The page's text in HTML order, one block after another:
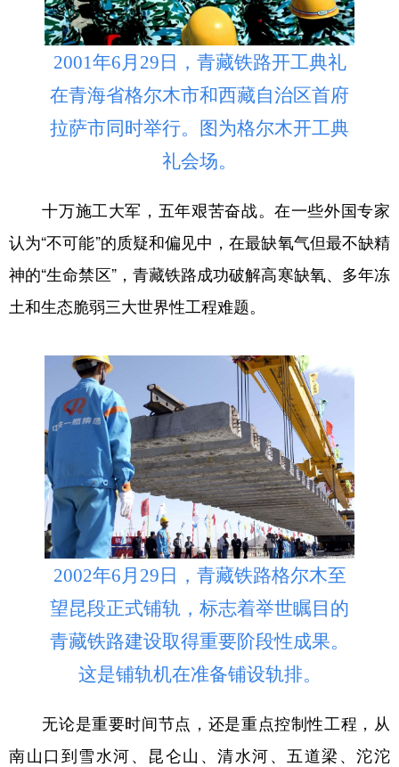
2001年6月29日，青藏铁路开工典礼
在青海省格尔木市和西藏自治区首府
拉萨市同时举行。图为格尔木开工典
礼会场。
十万施工大军，五年艰苦奋战。在一些外国专家
认为“不可能”的质疑和偏见中，在最缺氧气但最不缺精
神的“生命禁区”，青藏铁路成功破解高寒缺氧、多年冻
土和生态脆弱三大世界性工程难题。
2002年6月29日，青藏铁路格尔木至
望昆段正式铺轨，标志着举世瞩目的
青藏铁路建设取得重要阶段性成果。
这是铺轨机在准备铺设轨排。
无论是重要时间节点，还是重点控制性工程，从
南山口到雪水河、昆仑山、清水河、五道梁、沱沱